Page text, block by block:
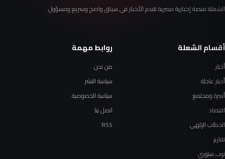
الشعلة منصة إخبارية مصرية تقدم الأخبار في سياق واضح وسريع ومسؤول.
أقسام الشعلة
أخبار
أخبار عاجلة
أسرة ومجتمع
اقتصاد
الخطاب الإلهي
تقارير
توب ستوري
روابط مهمة
من نحن
سياسة النشر
سياسة الخصوصية
اتصل بنا
RSS